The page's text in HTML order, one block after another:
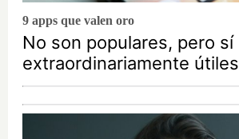
9 apps que valen oro
No son populares, pero sí
extraordinariamente útiles